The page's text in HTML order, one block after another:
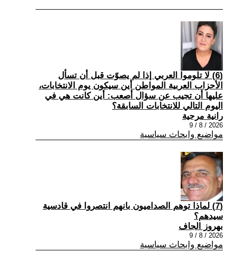
(6) لا تلوموا العربي إذا لم يصوّت قبل أن تسأل
الأحزاب العربية المواطن أين سيكون يوم الانتخابات،
عليها أن تجيب عن سؤال أصعب: أين كانت هي في
اليوم التالي للانتخابات السابقة؟
رانية مرجية
2026 / 8 / 9
مواضيع وابحاث سياسية
(7) ‏لماذا توهم الصداميون بانهم انتصروا في قادسية
سيدهم؟
بهروز الجاف
2026 / 8 / 9
مواضيع وابحاث سياسية